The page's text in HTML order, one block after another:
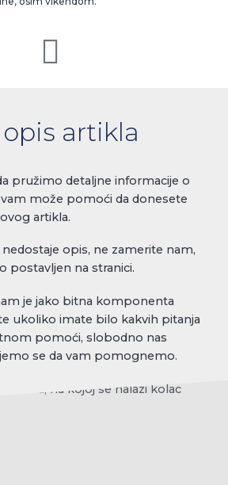
artikla
pružimo detaljne informacije o
može pomoći da donesete
artikla.
opis, ne zamerite nam,
postavljen na stranici.
je jako bitna komponenta
ukoliko imate bilo kakvih pitanja
pomoći, slobodno nas
se da vam pomognemo.